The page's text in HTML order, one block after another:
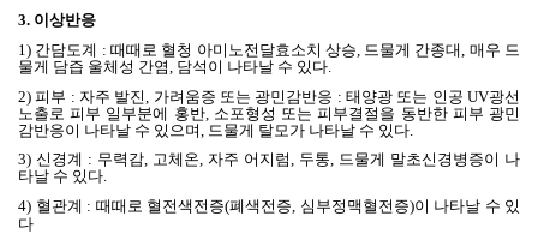
3. 이상반응
1) 간담도계 : 때때로 혈청 아미노전달효소치 상승 드물게 간종대 매우 드
물게 담즙 울체성 간염 담석이 나타날 수 있다
2)피부 :자주 발진 가려움증 또는 광민감반응 :태양광 또는 인공 UV광선
노출로 피부 일부분에 홍반, 소포형성 또는 피부결절을 동반한 피부 광민
감반응이 나타날 수 있으며
드물게 탈모가 나타날 수 있다
3) 신경계 : 무력감, 고체온, 자주 어지럼, 두통, 드물게 말초신경병증이 나
타날 수 있다.
4) 혈관계 : 때때로 혈전색전증(폐색전증 심부정맥혈전증)이 나타날 수 있
다